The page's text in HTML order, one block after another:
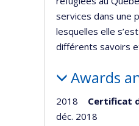
services dans une
lesquelles elle
différents savoirs
Awards
2018 Certificat
déc. 2018